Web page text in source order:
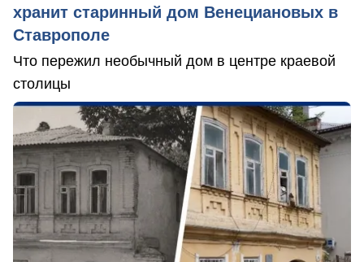
хранит старинный дом Венециановых в
Ставрополе
Что пережил необычный дом в центре краевой
столицы